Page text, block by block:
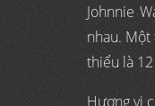
Johnnie
nhau.
thiểu là
Hương vị